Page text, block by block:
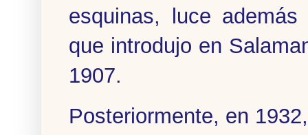
esquinas, luce
que introdujo en
1907.
Posteriormente, en